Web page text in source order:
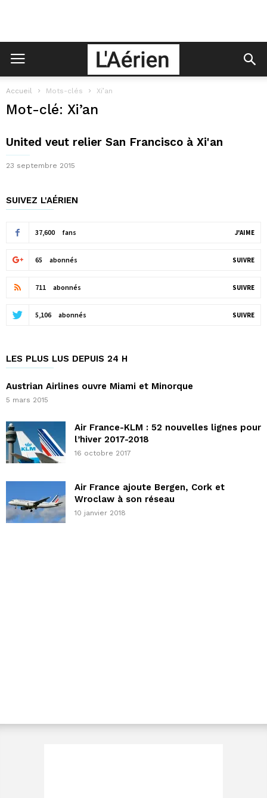
Accueil Mots-clés Xi’an
Mot-clé: Xi’an
United veut relier San Francisco à Xi'an
23 septembre 2015
SUIVEZ L'AÉRIEN
37,600 fans J'AIME
65 abonnés SUIVRE
711 abonnés SUIVRE
5,106 abonnés SUIVRE
LES PLUS LUS DEPUIS 24 H
Austrian Airlines ouvre Miami et Minorque
5 mars 2015
Air France-KLM : 52 nouvelles lignes pour
l’hiver 2017-2018
16 octobre 2017
Air France ajoute Bergen, Cork et
Wroclaw à son réseau
10 janvier 2018